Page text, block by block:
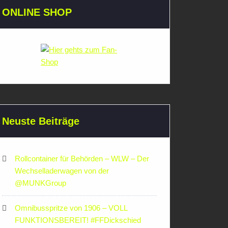
ONLINE SHOP
Neuste Beiträge
Rollcontainer für Behörden – WLW – Der
Wechselladerwagen von der
‪@MUNKGroup‬
Omnibusspritze von 1906 – VOLL
FUNKTIONSBEREIT! #FFDickschied